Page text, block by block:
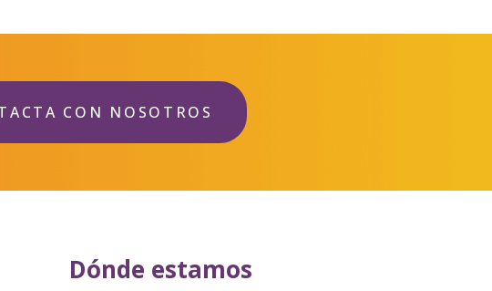
CON NOSOTROS
Dónde estamos